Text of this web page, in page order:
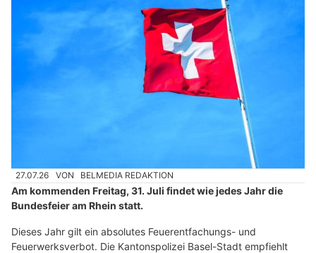
27.07.26 VON BELMEDIA REDAKTION
Am kommenden Freitag, 31. Juli findet wie jedes Jahr die
Bundesfeier am Rhein statt.
Dieses Jahr gilt ein absolutes Feuerentfachungs- und
Feuerwerksverbot. Die Kantonspolizei Basel-Stadt empfiehlt